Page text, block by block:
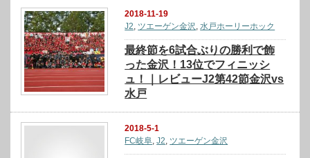
2018-11-19
J2, ツエーゲン金沢,水戸ホーリーホック
最終節を6試合ぶりの勝利で飾
った金沢！13位でフィニッシ
ュ！｜レビューJ2第42節金沢vs
水戸
2018-5-1
FC岐阜,J2, ツエーゲン金沢